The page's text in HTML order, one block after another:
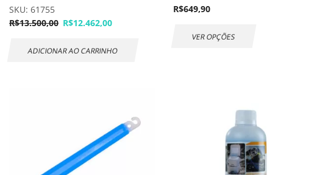
SKU: 61755
R$13.500,00 R$12.462,00
ADICIONAR AO CARRINHO
R$649,90
VER OPÇÕES